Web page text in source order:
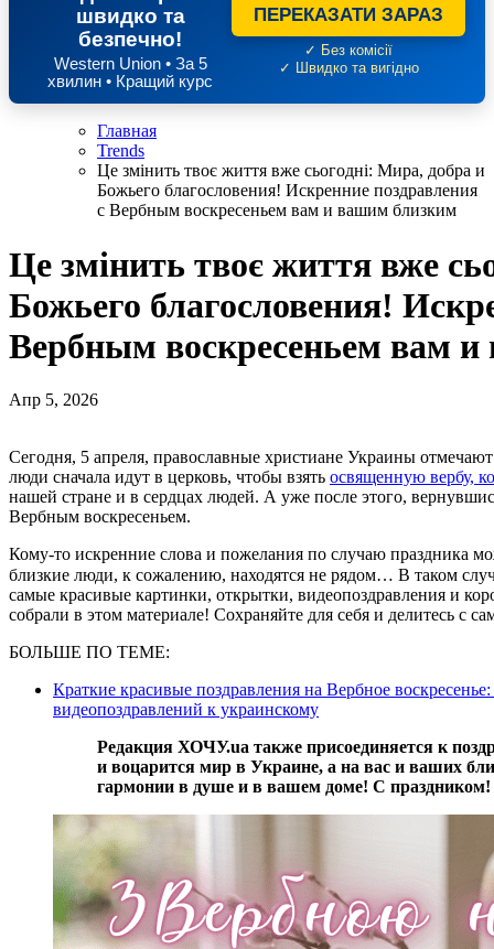
швидко та
безпечно!
Western Union • За 5
хвилин • Кращий курс
ПЕРЕКАЗАТИ ЗАРАЗ
✓ Без комісії
✓ Швидко та вигідно
Главная
Trends
Це змінить твоє життя вже сьогодні: Мира, добра и
Божьего благословения! Искренние поздравления
с Вербным воскресеньем вам и вашим близким
Це змінить твоє життя вже
Божьего благословения!
Вербным воскресеньем вам
Апр 5, 2026
Сегодня, 5 апреля, православные христиане Украины отмечают Вербное воскресенье 2026 года. По случаю праздника
люди сначала идут в церковь, чтобы взять освященную вербу,
нашей стране и в сердцах людей. А уже после этого,
Вербным воскресеньем.
Кому-то искренние слова и пожелания по случаю праздника
близкие люди, к сожалению, находятся не рядом… В таком
самые красивые картинки, открытки, видеопоздравления и
собрали в этом материале! Сохраняйте для себя и делитесь с
БОЛЬШЕ ПО ТЕМЕ:
Краткие красивые поздравления на Вербное
видеопоздравлений к украинскому
Редакция ХОЧУ.ua также присоединяется к поздравлениям. Пусть скорее наступит Победа
и воцарится мир в Украине, а на вас и ваших
гармонии в душе и в вашем доме! С праздником!